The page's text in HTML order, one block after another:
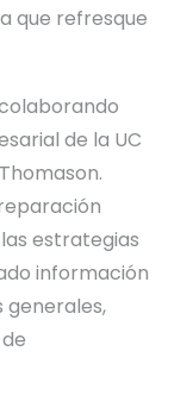
que refresque
de la UC
estrategias
información
generales,